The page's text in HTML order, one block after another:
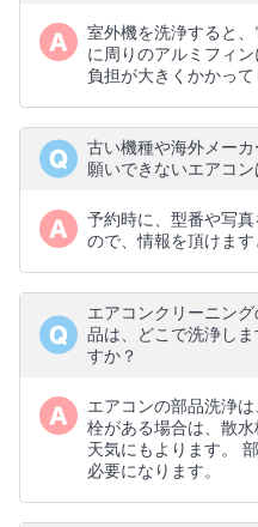
室外機を洗浄すると
に周りのアルミフィン
負担が大きくかかって
古い機種や海外メー
願いできないエアコン
予約時に、型番や写
ので、情報を頂けます
エアコンクリーニン
品は、どこで洗浄し
すか？
エアコンの部品洗浄
栓がある場合は、散水
天気にもよります。
必要になります。